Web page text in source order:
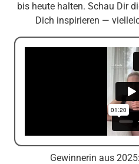
bis heute halten. Schau Dir
Dich inspirieren —
Gewinnerin aus